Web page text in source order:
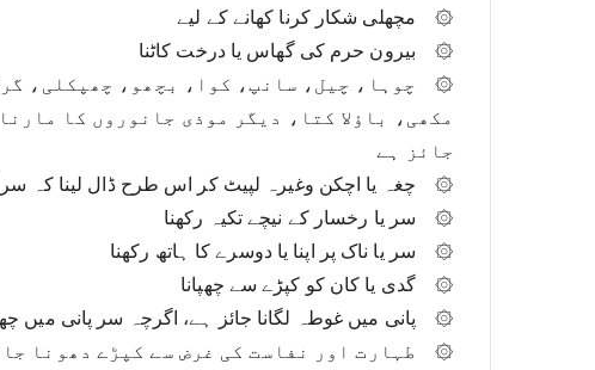
۞	مچھلی شکار کرنا کھانے کے لیے
۞	بیرون حرم کی گھاس یا درخت کاٹنا
جائز ہے
۞	چغہ یا اچکن وغیرہ لپیٹ کر اس طرح ڈال لینا کہ سر اور منہ نہ چھپے
۞	سر یا رخسار کے نیچے تکیہ رکھنا
۞	سر یا ناک پر اپنا یا دوسرے کا ہاتھ رکھنا
۞	گدی یا کان کو کپڑے سے چھپانا
۞	پانی میں غوطہ لگانا جائز ہے، اگرچہ سر پانی میں چھپ جائے
۞	طہارت اور نفاست کی غرض سے کپڑے دھونا جائز ہے